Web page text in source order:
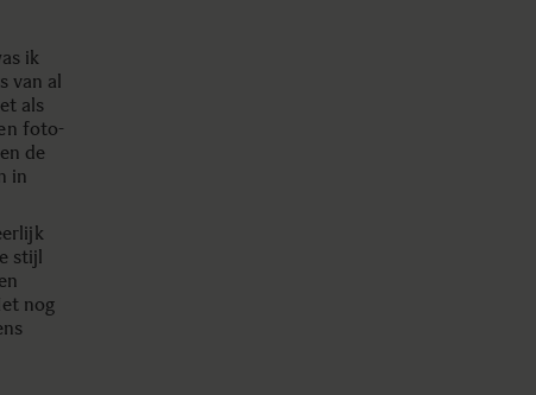
ik
van al
als
foto-
de
in
stijl
nog